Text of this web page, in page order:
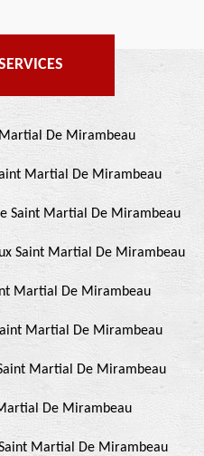
De Mirambeau
Martial De Mirambeau
Saint Martial De Mirambeau
Saint Martial De Mirambeau
Martial De Mirambeau
Martial De Mirambeau
Martial De Mirambeau
De Mirambeau
Martial De Mirambeau